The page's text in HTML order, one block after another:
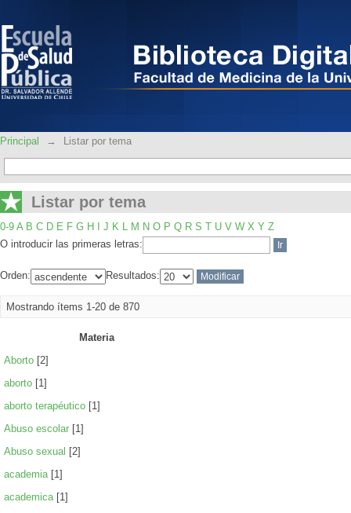
Principal → Listar por tema
Listar por tema
0-9 A B C D E F G H J K L M N O P Q R S T U V W X Y Z
O introducir las primeras letras:
Orden: Resultados:
Mostrando ítems 1-20 de 870
Materia
Aborto [2]
aborto [1]
aborto terapéutico [1]
Abuso escolar [1]
Abuso sexual [2]
academia[1]
academica[1]